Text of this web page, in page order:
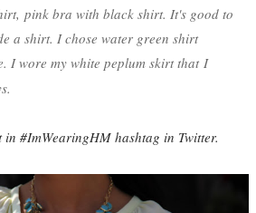
pink bra with black shirt. It's good to
a shirt. I chose water green shirt
I wore my white peplum skirt that I
in #ImWearingHM hashtag in Twitter.